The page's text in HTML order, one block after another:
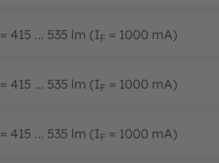
= 415 ... 535 lm (IF = 1000 mA)
= 415 ... 535 lm (IF = 1000 mA)
= 415 ... 535 lm (IF = 1000 mA)